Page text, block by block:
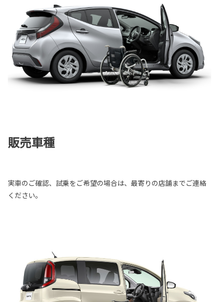
販売車種
実車のご確認、試乗をご希望の場合は、最寄りの店舗までご連絡
ください。